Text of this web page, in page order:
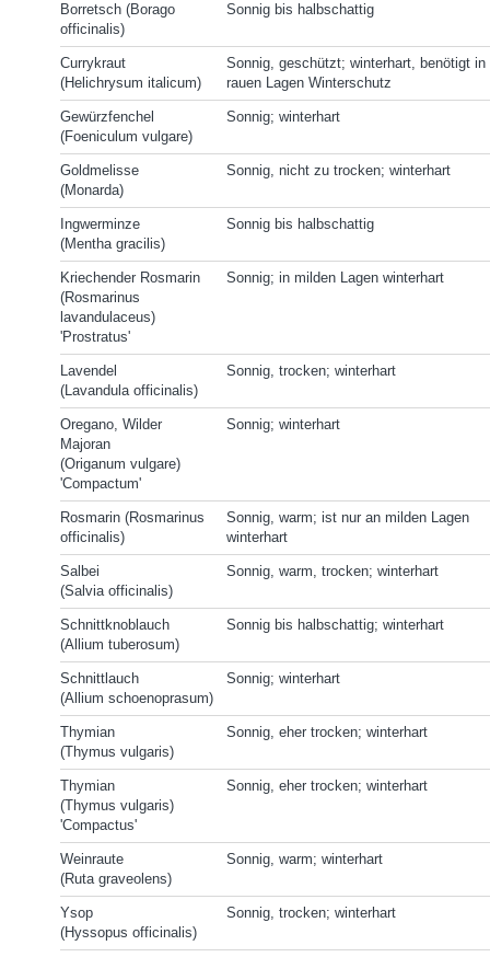
Borretsch (Borago
officinalis)
Sonnig bis halbschattig
Currykraut
(Helichrysum italicum)
Sonnig, geschützt; winterhart, benötigt in
rauen Lagen Winterschutz
Gewürzfenchel
(Foeniculum vulgare)
Sonnig; winterhart
Goldmelisse
(Monarda)
Sonnig, nicht zu trocken; winterhart
Ingwerminze
(Mentha gracilis)
Sonnig bis halbschattig
Kriechender Rosmarin
(Rosmarinus
lavandulaceus)
'Prostratus'
Sonnig; in milden Lagen winterhart
Lavendel
(Lavandula officinalis)
Sonnig, trocken; winterhart
Oregano, Wilder
Majoran
(Origanum vulgare)
'Compactum'
Sonnig; winterhart
Rosmarin (Rosmarinus
officinalis)
Sonnig, warm; ist nur an milden Lagen
winterhart
Salbei
(Salvia officinalis)
Sonnig, warm, trocken; winterhart
Schnittknoblauch
(Allium tuberosum)
Sonnig bis halbschattig; winterhart
Schnittlauch
(Allium schoenoprasum)
Sonnig; winterhart
Thymian
(Thymus vulgaris)
Sonnig, eher trocken; winterhart
Thymian
(Thymus vulgaris)
'Compactus'
Sonnig, eher trocken; winterhart
Weinraute
(Ruta graveolens)
Sonnig, warm; winterhart
Ysop
(Hyssopus officinalis)
Sonnig, trocken; winterhart